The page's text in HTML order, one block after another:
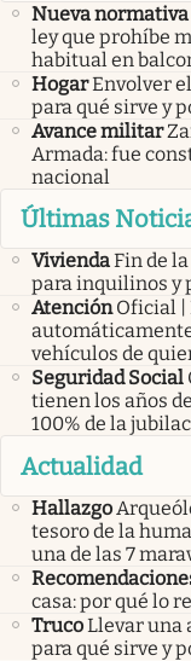
Nueva normativa
ley que prohíbe
habitual en
HogarEnvolver
para qué sirve y
Avance militar
Armada: fue
nacional
Últimas
ViviendaFin de
para inquilinos y
Atención Oficial |
vehículos de
Seguridad Social
tienen los años
100% de la
Actualidad
Hallazgo
tesoro de la
una de las 7
casa: por qué lo
TrucoLlevar una
para qué sirve y